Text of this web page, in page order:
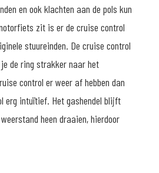
en ook klachten aan de pols kun
zit is er de cruise control
stuureinden. De cruise control
de ring strakker naar het
control er weer af hebben dan
erg intuïtief. Het gashendel blijft
heen draaien, hierdoor